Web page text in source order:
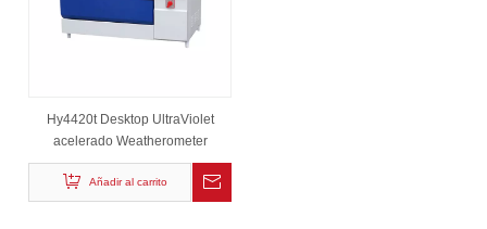
Hy4420t Desktop UltraViolet
acelerado Weatherometer
Añadir al carrito